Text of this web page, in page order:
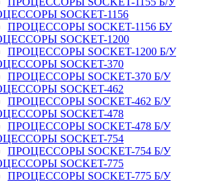
SOCKET-1156
ПРОЦЕССОРЫ SOCKET-1156 БУ
SOCKET-1200
ПРОЦЕССОРЫ SOCKET-1200 Б/У
SOCKET-370
ПРОЦЕССОРЫ SOCKET-370 Б/У
SOCKET-462
ПРОЦЕССОРЫ SOCKET-462 Б/У
SOCKET-478
ПРОЦЕССОРЫ SOCKET-478 Б/У
SOCKET-754
ПРОЦЕССОРЫ SOCKET-754 Б/У
SOCKET-775
ПРОЦЕССОРЫ SOCKET-775 Б/У